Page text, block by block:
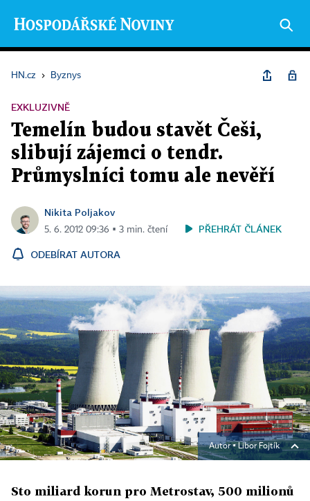
HN.cz › Byznys
EXKLUZIVNĚ
Temelín budou stavět Češi,
slibují zájemci o tendr.
Průmyslníci tomu ale nevěří
Nikita Poljakov
5. 6. 2012 09:36 ▪ 3 min. čtení PŘEHRÁT ČLÁNEK
ODEBÍRAT AUTORA
Autor ▪Libor Fojtík
Sto miliard korun pro Metrostav, 500 milionů